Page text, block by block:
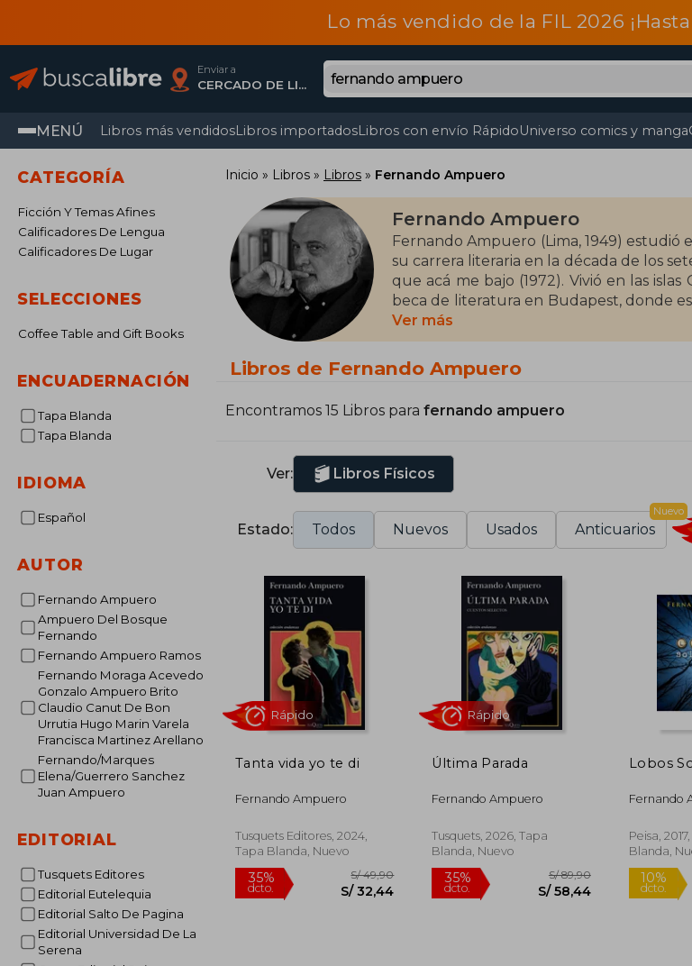
Lo más vendido de la FIL 2026
Enviar a
CERCADO DE LIMA, Lima
MENÚ Libros más vendidosLibros importadosLibros con envío RápidoUniverso comics y manga
CATEGORÍA
Ficción Y Temas Afines
Calificadores De Lengua
Calificadores De Lugar
SELECCIONES
Coffee Table and Gift Books
ENCUADERNACIÓN
Tapa Blanda
Tapa Blanda
IDIOMA
Español
AUTOR
Fernando Ampuero
Ampuero Del Bosque
Fernando
Fernando Ampuero Ramos
Fernando Moraga Acevedo
Gonzalo Ampuero Brito
Claudio Canut De Bon
Urrutia Hugo Marin Varela
Francisca Martinez Arellano
Fernando/Marques
Elena/Guerrero Sanchez
Juan Ampuero
EDITORIAL
Tusquets Editores
Editorial Eutelequia
Editorial Salto De Pagina
Editorial Universidad De La
Serena
Inicio Libros Libros Fernando Ampuero
Fernando Ampuero
Fernando Ampuero (Lima, 1949) estudió
su carrera literaria en la década de los
que acá me bajo (1972). Vivió en las
beca de literatura en Budapest, donde
volcó en el periodismo, tanto en prensa
sus crónicas y reportajes. Entre sus obras destacan Malos modales (1994), Bicho raro (1996), Cuentos
escogidos (1998) y El enano, historia
venta de su país, donde superó los
Ver más
Libros de Fernando Ampuero
Encontramos 15 Libros para fernando ampuero
Ver: Libros Físicos
Estado: Todos Nuevos Usados Anticuarios
Nuevo
Tanta vida yo te di
Fernando Ampuero
Tusquets Editores, 2024,
Tapa Blanda, Nuevo
Rápido
Última Parada
Fernando Ampuero
Tusquets, 2026, Tapa
Blanda, Nuevo
Rápido
Lobos
Fernando
Peisa,
Blanda,